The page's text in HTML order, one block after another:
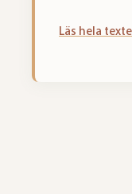
Läs hela